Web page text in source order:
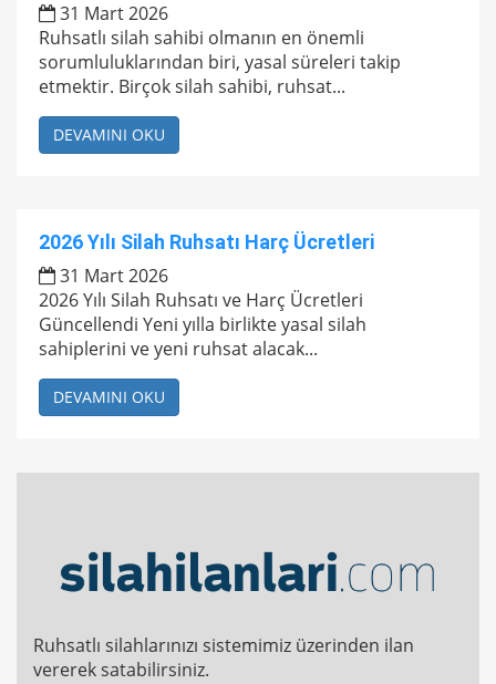
31 Mart 2026
Ruhsatlı silah sahibi olmanın en önemli
sorumluluklarından biri, yasal süreleri takip
etmektir. Birçok silah sahibi, ruhsat...
DEVAMINI OKU
2026 Yılı Silah Ruhsatı Harç Ücretleri
31 Mart 2026
2026 Yılı Silah Ruhsatı ve Harç Ücretleri
Güncellendi Yeni yılla birlikte yasal silah
sahiplerini ve yeni ruhsat alacak...
DEVAMINI OKU
Ruhsatlı silahlarınızı sistemimiz üzerinden ilan
vererek satabilirsiniz.